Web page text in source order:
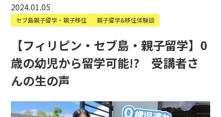
2024.01.05
セブ島親子留学・親子移住 親子留学&移住体験談
【フィリピン・セブ島・親子留学】0
歳の幼児から留学可能!? 受講者さ
んの生の声